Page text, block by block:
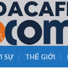
SỰ THẾ GIỚI